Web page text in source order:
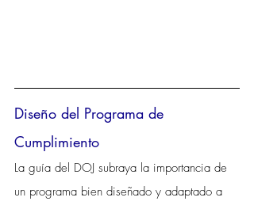
Diseño del Programa de
Cumplimiento
La guía del DOJ subraya la importancia de
un programa bien diseñado y adaptado a